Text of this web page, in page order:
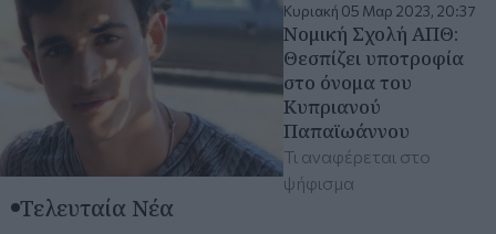
Κυριακή 05 Μαρ 2023, 20:37
Νομική Σχολή ΑΠΘ:
Θεσπίζει υποτροφία
στο όνομα του
Κυπριανού
Παπαϊωάννου
Τι αναφέρεται στο
ψήφισμα
Τελευταία Νέα